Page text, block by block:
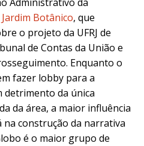
Administrativo da
Botânico, que
o projeto da UFRJ de
de Contas da União e
Enquanto o
fazer lobby para a
detrimento da única
da área, a maior influência
na construção da narrativa
é o maior grupo de